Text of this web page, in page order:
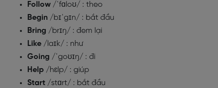
Follow /ˈfɑloʊ/ : theo
Begin /bɪˈgɪn/ : bắt đầu
Bring /brɪŋ/ : đem lại
Like /laɪk/ : như
Going /ˈgoʊɪŋ/ : đi
Help /hɛlp/ : giúp
Start /stɑrt/ : bắt đầu